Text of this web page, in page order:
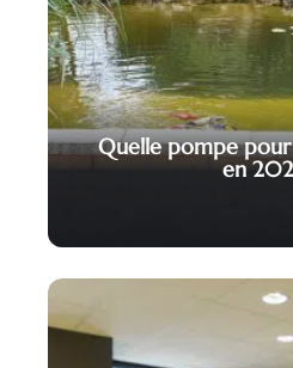
Quelle pompe pour
en